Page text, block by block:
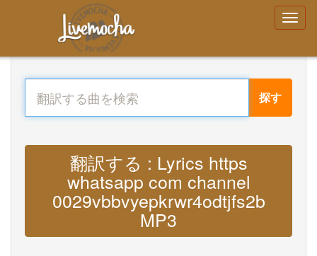
探す
翻訳する : Lyrics https
whatsapp com channel
0029vbbvyepkrwr4odtjfs2b
MP3